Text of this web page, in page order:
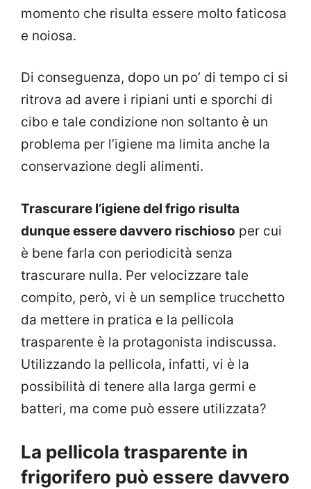
momento che risulta essere molto faticosa
e noiosa.
Di conseguenza, dopo un po’ di tempo ci si
ritrova ad avere i ripiani unti e sporchi di
cibo e tale condizione non soltanto è un
problema per l’igiene ma limita anche la
conservazione degli alimenti.
Trascurare l’igiene del frigo risulta
dunque essere davvero rischioso per cui
è bene farla con periodicità senza
trascurare nulla. Per velocizzare tale
compito, però, vi è un semplice trucchetto
da mettere in pratica e la pellicola
trasparente è la protagonista indiscussa.
Utilizzando la pellicola, infatti, vi è la
possibilità di tenere alla larga germi e
batteri, ma come può essere utilizzata?
La pellicola trasparente in
frigorifero può essere davvero